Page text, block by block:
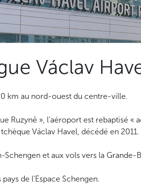
Václav
km au nord-ouest du centre-ville.
Ruzyně », l’aéroport est rebaptisé
Václav Havel, décédé en 2011.
et aux vols vers la
de l’Espace Schengen.